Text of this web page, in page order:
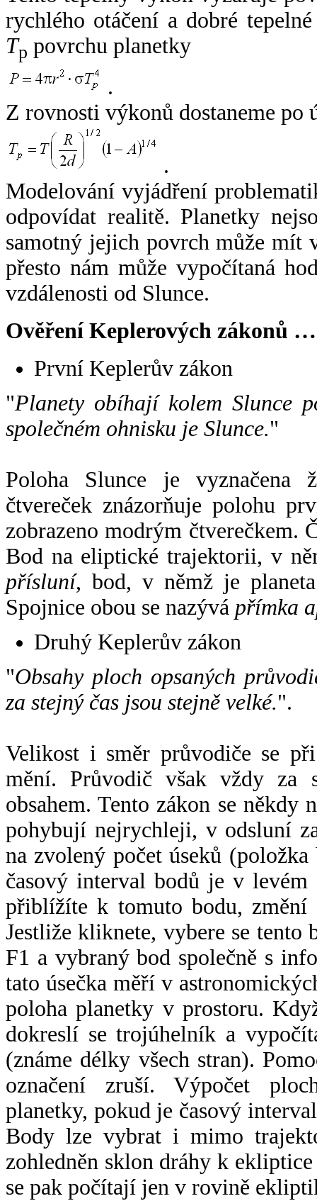
rychlého otáčení a dobré
Tp povrchu planetky
.
Z rovnosti výkonů dostaneme po
.
Modelování vyjádření
odpovídat realitě. Planetky
samotný jejich povrch může mít
přesto nám může vypočítaná
vzdálenosti od Slunce.
Ověření Keplerových zákonů …
První Keplerův zákon
"Planety obíhají kolem Slunce
společném ohnisku je Slunce."
Poloha Slunce je vyznačena
čtvereček znázorňuje polohu
zobrazeno modrým čtverečkem.
Bod na eliptické trajektorii, v
přísluní, bod, v němž je
Spojnice obou se nazývá přímka
Druhý Keplerův zákon
"Obsahy ploch opsaných
za stejný čas jsou stejně velké.".
Velikost i směr průvodiče se
mění. Průvodič však vždy za
obsahem. Tento zákon se někdy
pohybují nejrychleji, v odsluní
na zvolený počet úseků
časový interval bodů je v
přiblížíte k tomuto bodu,
Jestliže kliknete, vybere se tento
F1 a vybraný bod společně s
tato úsečka měří v
poloha planetky v prostoru.
dokreslí se trojúhelník a
(známe délky všech stran).
označení zruší. Výpočet
planetky, pokud je časový
Body lze vybrat i mimo
zohledněn sklon dráhy k
se pak počítají jen v rovině